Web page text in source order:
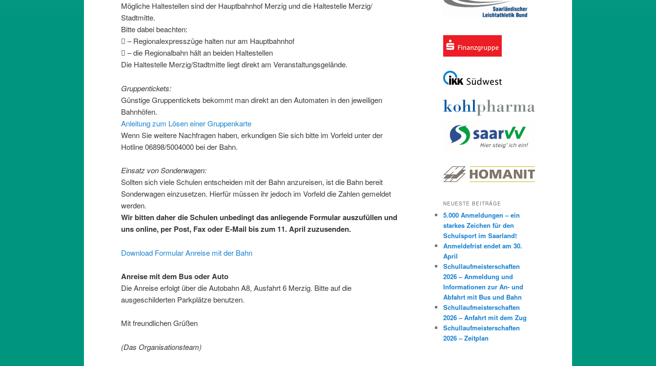
Mögliche Haltestellen sind der Hauptbahnhof Merzig und die Haltestelle Merzig/
Stadtmitte.
Bitte dabei beachten:
 – Regionalexpresszüge halten nur am Hauptbahnhof
 – die Regionalbahn hält an beiden Haltestellen
Die Haltestelle Merzig/Stadtmitte liegt direkt am Veranstaltungsgelände.
Gruppentickets:
Günstige Gruppentickets bekommt man direkt an den Automaten in den jeweiligen
Bahnhöfen.
Anleitung zum Lösen einer Gruppenkarte
Wenn Sie weitere Nachfragen haben, erkundigen Sie sich bitte im Vorfeld unter der
Hotline 06898/5004000 bei der Bahn.
Einsatz von Sonderwagen:
Sollten sich viele Schulen entscheiden mit der Bahn anzureisen, ist die Bahn bereit
Sonderwagen einzusetzen. Hierfür müssen ihr jedoch im Vorfeld die Zahlen gemeldet
werden.
Wir bitten daher die Schulen unbedingt das anliegende Formular auszufüllen und
uns online, per Post, Fax oder E-Mail bis zum 11. April zuzusenden.
Download Formular Anreise mit der Bahn
Anreise mit dem Bus oder Auto
Die Anreise erfolgt über die Autobahn A8, Ausfahrt 6 Merzig. Bitte auf die
ausgeschilderten Parkplätze benutzen.
Mit freundlichen Grüßen
(Das Organisationsteam)
NEUESTE BEITRÄGE
5.000 Anmeldungen – ein
starkes Zeichen für den
Schulsport im Saarland!
Anmeldefrist endet am 30.
April
Schullaufmeisterschaften
2026 – Anmeldung und
Informationen zur An- und
Abfahrt mit Bus und Bahn
Schullaufmeisterschaften
2026 – Anfahrt mit dem Zug
Schullaufmeisterschaften
2026 – Zeitplan